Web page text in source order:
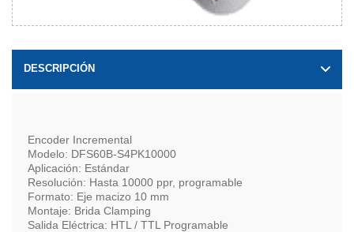
DESCRIPCIÓN
Encoder Incremental
Modelo: DFS60B-S4PK10000
Aplicación: Estándar
Resolución: Hasta 10000 ppr, programable
Formato: Eje macizo 10 mm
Montaje: Brida Clamping
Salida Eléctrica: HTL / TTL Programable